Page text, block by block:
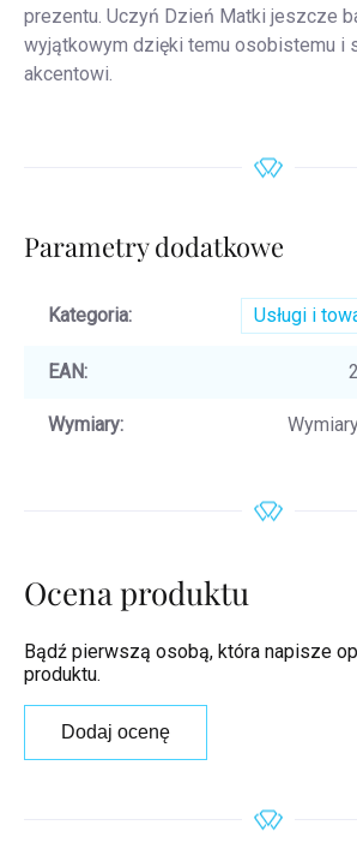
prezentu. Uczyń Dzień Matki jeszcze
wyjątkowym dzięki temu osobistemu i
akcentowi.
Parametry dodatkowe
Kategoria: Usługi i
EAN:
Wymiary:
Ocena produktu
Bądź pierwszą osobą, która napisze
produktu.
Dodaj ocenę